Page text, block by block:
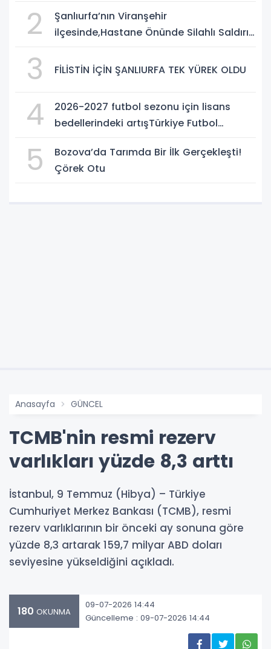
2
Şanlıurfa’nın Viranşehir
ilçesinde,Hastane Önünde Silahlı Saldırı:
3 FİLİSTİN İÇİN ŞANLIURFA TEK YÜREK OLDU
4
2026-2027 futbol sezonu için lisans
bedellerindeki artışTürkiye Futbol
5
Bozova’da Tarımda Bir İlk Gerçekleşti!
Çörek Otu
Anasayfa GÜNCEL
TCMB'nin resmi rezerv
varlıkları yüzde 8,3 arttı
İstanbul, 9 Temmuz (Hibya) – Türkiye
Cumhuriyet Merkez Bankası (TCMB), resmi
rezerv varlıklarının bir önceki ay sonuna göre
yüzde 8,3 artarak 159,7 milyar ABD doları
seviyesine yükseldiğini açıkladı.
180 OKUNMA
09-07-2026 14:44
Güncelleme : 09-07-2026 14:44